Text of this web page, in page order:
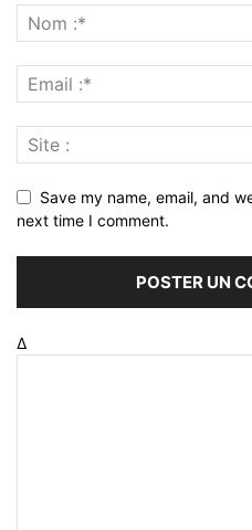
Save my name, email, and
next time I comment.
Δ